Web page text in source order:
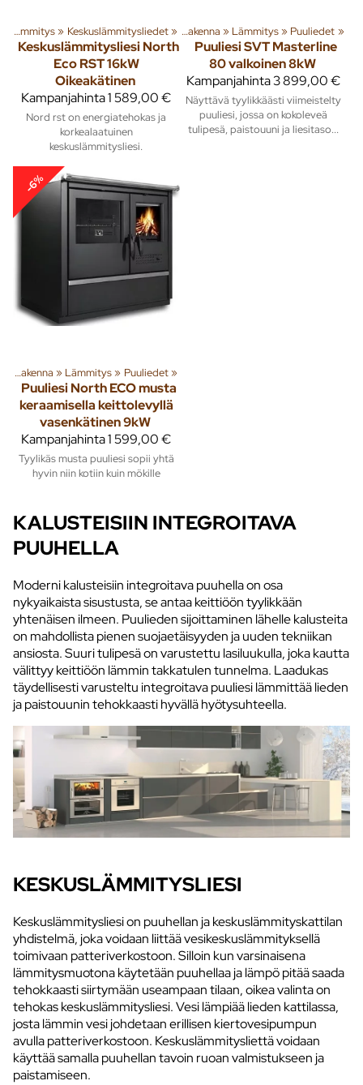
Lämmitys‪» Keskuslämmitysliedet‪»
Keskuslämmitysliesi North
Eco RST 16kW
Oikeakätinen
Kampanjahinta1 589,00 €
Nord rst on energiatehokas ja
korkealaatuinen
keskuslämmitysliesi.
Tuoteryhmiä ja tuotteita ‪» Rakenna ‪» Lämmitys‪» Puuliedet ‪»
Puuliesi SVT Masterline
80 valkoinen 8kW
Kampanjahinta3 899,00 €
Näyttävä tyylikkäästi viimeistelty
puuliesi, jossa on kokoleveä
tulipesä, paistouuni ja liesitaso...
-6%
Rakenna ‪» Lämmitys‪» Puuliedet‪»
Puuliesi North ECO musta
keraamisella keittolevyllä
vasenkätinen 9kW
Kampanjahinta1 599,00 €
Tyylikäs musta puuliesi sopii yhtä
hyvin niin kotiin kuin mökille
KALUSTEISIIN INTEGROITAVA
PUUHELLA
Moderni kalusteisiin integroitava puuhella on osa
nykyaikaista sisustusta, se antaa keittiöön tyylikkään
yhtenäisen ilmeen. Puulieden sijoittaminen lähelle kalusteita
on mahdollista pienen suojaetäisyyden ja uuden tekniikan
ansiosta. Suuri tulipesä on varustettu lasiluukulla, joka kautta
välittyy keittiöön lämmin takkatulen tunnelma. Laadukas
täydellisesti varusteltu integroitava puuliesi lämmittää lieden
ja paistouunin tehokkaasti hyvällä hyötysuhteella.
KESKUSLÄMMITYSLIESI
Keskuslämmitysliesi on puuhellan ja keskuslämmityskattilan
yhdistelmä, joka voidaan liittää vesikeskuslämmityksellä
toimivaan patteriverkostoon. Silloin kun varsinaisena
lämmitysmuotona käytetään puuhellaa ja lämpö pitää saada
tehokkaasti siirtymään useampaan tilaan, oikea valinta on
tehokas keskuslämmitysliesi. Vesi lämpiää lieden kattilassa,
josta lämmin vesi johdetaan erillisen kiertovesipumpun
avulla patteriverkostoon. Keskuslämmitysliettä voidaan
käyttää samalla puuhellan tavoin ruoan valmistukseen ja
paistamiseen.